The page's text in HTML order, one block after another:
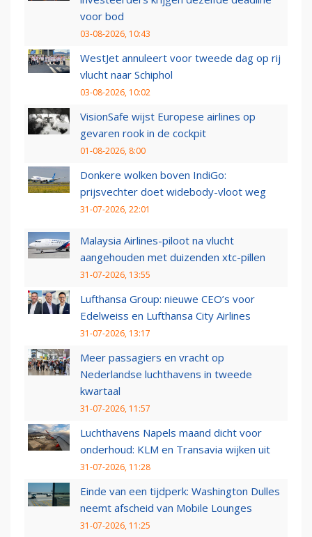
voor bod
03-08-2026, 10:43
WestJet annuleert voor tweede dag op rij
vlucht naar Schiphol
03-08-2026, 10:02
VisionSafe wijst Europese airlines op
gevaren rook in de cockpit
01-08-2026, 8:00
Donkere wolken boven IndiGo:
prijsvechter doet widebody-vloot weg
31-07-2026, 22:01
Malaysia Airlines-piloot na vlucht
aangehouden met duizenden xtc-pillen
31-07-2026, 13:55
Lufthansa Group: nieuwe CEO’s voor
Edelweiss en Lufthansa City Airlines
31-07-2026, 13:17
Meer passagiers en vracht op
Nederlandse luchthavens in tweede
kwartaal
31-07-2026, 11:57
Luchthavens Napels maand dicht voor
onderhoud: KLM en Transavia wijken uit
31-07-2026, 11:28
Einde van een tijdperk: Washington Dulles
neemt afscheid van Mobile Lounges
31-07-2026, 11:25